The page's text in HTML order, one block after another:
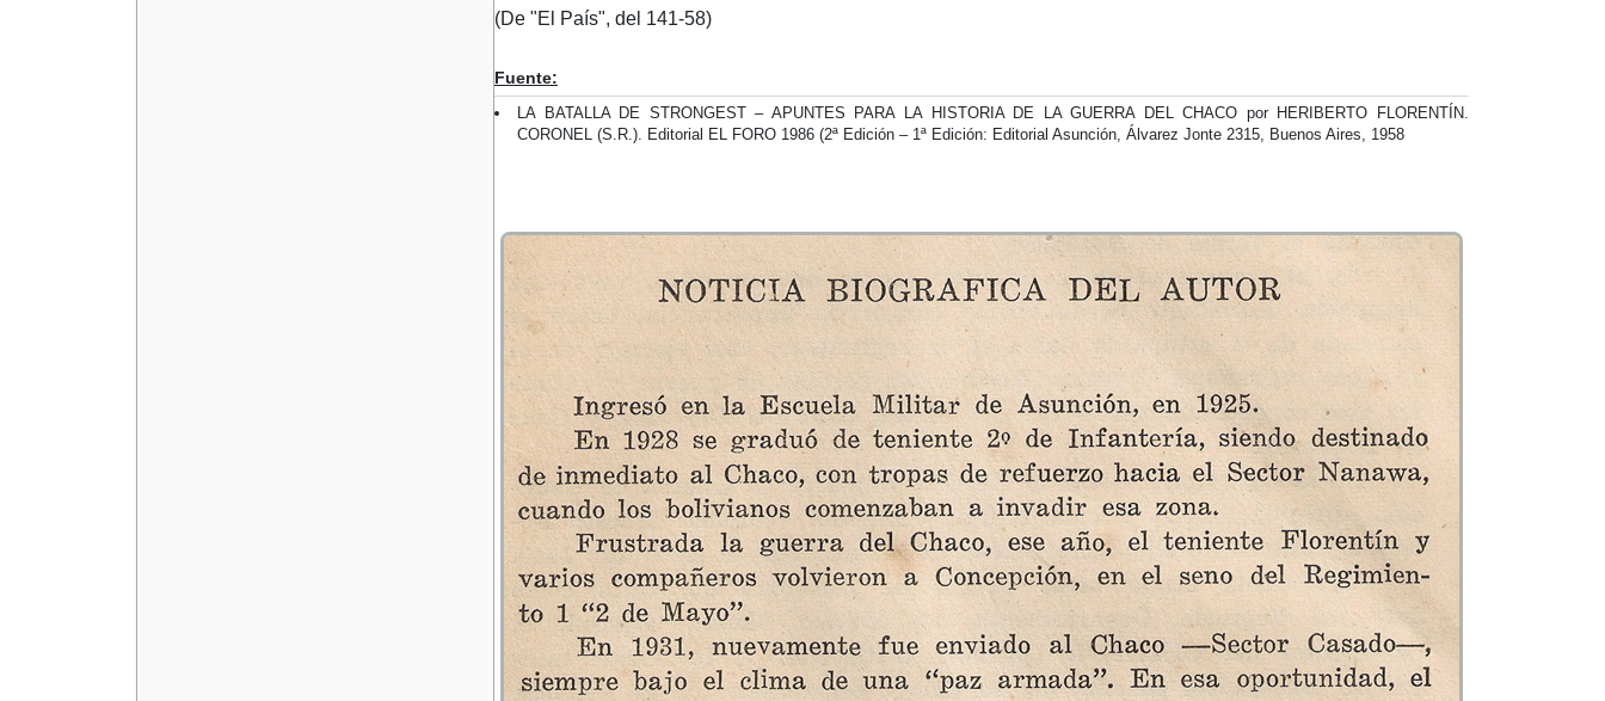
(De "El País", del 141-58)
Fuente:
LA BATALLA DE STRONGEST – APUNTES PARA LA HISTORIA DE LA GUERRA DEL CHACO por HERIBERTO FLORENTÍN.
CORONEL (S.R.). Editorial EL FORO 1986 (2ª Edición – 1ª Edición: Editorial Asunción, Álvarez Jonte 2315, Buenos Aires, 1958